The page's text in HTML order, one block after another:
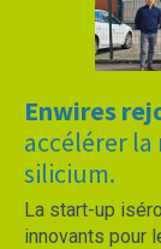
Enwires
accélérer
silicium.
La start-up
innovants pour